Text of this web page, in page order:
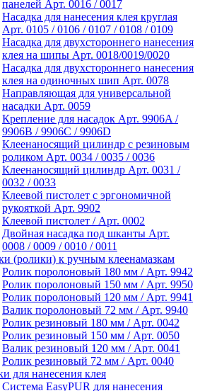
панелей Арт. 0016 / 0017
Насадка для нанесения клея круглая
Арт. 0105 / 0106 / 0107 / 0108 / 0109
Насадка для двухстороннего нанесения
клея на шипы Арт. 0018/0019/0020
Насадка для двухстороннего нанесения
клея на одиночных шип Арт. 0078
Направляющая для универсальной
насадки Арт. 0059
Крепление для насадок Арт. 9906A /
9906B / 9906C / 9906D
Клеенаносящий цилиндр с резиновым
роликом Арт. 0034 / 0035 / 0036
Клеенаносящий цилиндр Арт. 0031 /
0032 / 0033
Клеевой пистолет с эргономичной
рукояткой Арт. 9902
Клеевой пистолет / Арт. 0002
Двойная насадка под шканты Арт.
0008 / 0009 / 0010 / 0011
(ролики) к ручным клеенамазкам
Ролик поролоновый 180 мм / Арт. 9942
Ролик поролоновый 150 мм / Арт. 9950
Ролик поролоновый 120 мм / Арт. 9941
Валик поролоновый 72 мм / Арт. 9940
Ролик резиновый 180 мм / Арт. 0042
Ролик резиновый 150 мм / Арт. 0050
Валик резиновый 120 мм / Арт. 0041
Ролик резиновый 72 мм / Арт. 0040
для нанесения клея
Система EasyPUR для нанесения